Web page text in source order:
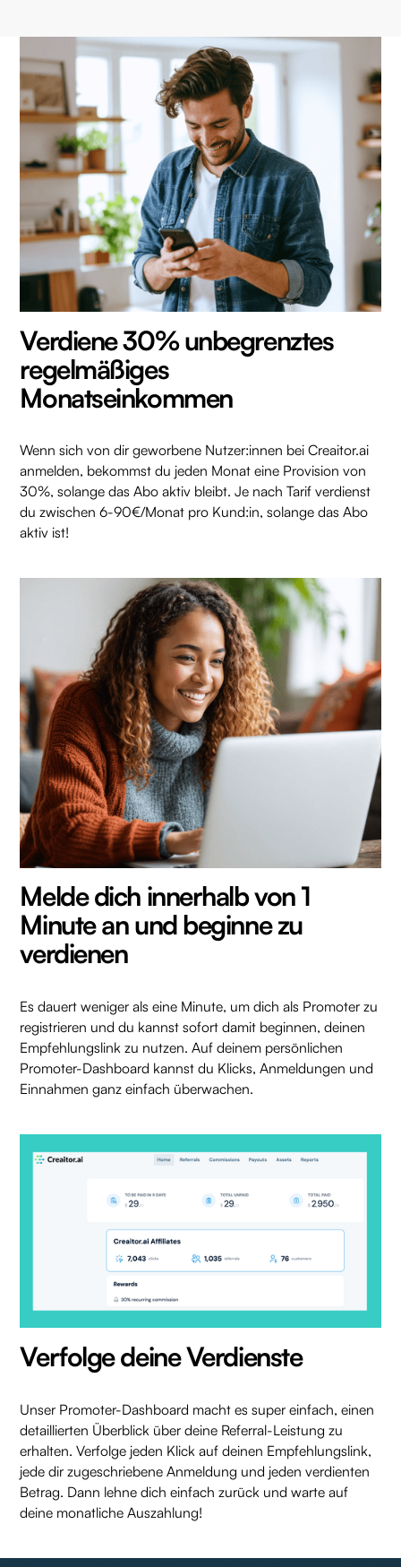
Verdiene 30% unbegrenztes
regelmäßiges
Monatseinkommen
Wenn sich von dir geworbene Nutzer:innen bei Creaitor.ai
anmelden, bekommst du jeden Monat eine Provision von
30%, solange das Abo aktiv bleibt. Je nach Tarif verdienst
du zwischen 6-90€/Monat pro Kund:in, solange das Abo
aktiv ist!
Melde dich innerhalb von 1
Minute an und beginne zu
verdienen
Es dauert weniger als eine Minute, um dich als Promoter zu
registrieren und du kannst sofort damit beginnen, deinen
Empfehlungslink zu nutzen. Auf deinem persönlichen
Promoter-Dashboard kannst du Klicks, Anmeldungen und
Einnahmen ganz einfach überwachen.
Verfolge deine Verdienste
Unser Promoter-Dashboard macht es super einfach, einen
detaillierten Überblick über deine Referral-Leistung zu
erhalten. Verfolge jeden Klick auf deinen Empfehlungslink,
jede dir zugeschriebene Anmeldung und jeden verdienten
Betrag. Dann lehne dich einfach zurück und warte auf
deine monatliche Auszahlung!